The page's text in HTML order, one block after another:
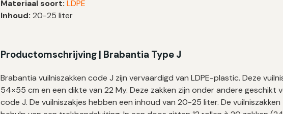
22
cm
240
zakken
aantal
Materiaal soort: LDPE
Inhoud: 20-25 liter
Productomschrijving | Brabantia Type J
Brabantia vuilniszakken code J zijn vervaardigd van LDPE-plastic. Deze
54×55 cm en een dikte van 22 My. Deze zakken zijn onder andere geschikt
code J. De vuilniszakjes hebben een inhoud van 20-25 liter. De